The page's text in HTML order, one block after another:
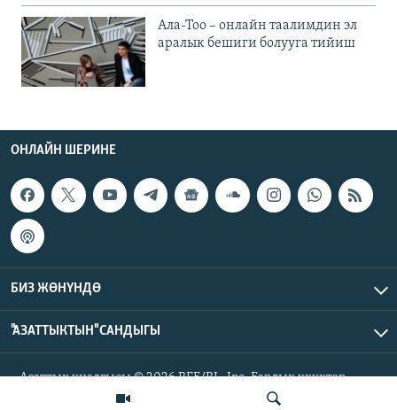
Ала-Тоо – онлайн таалимдин эл
аралык бешиги болууга тийиш
ОНЛАЙН ШЕРИНЕ
БИЗ ЖӨНҮНДӨ
"АЗАТТЫКТЫН" САНДЫГЫ
Азаттык үналгысы © 2026 RFE/RL, Inc. Бардык укуктар